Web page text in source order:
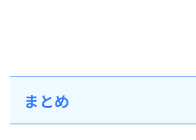
まとめ